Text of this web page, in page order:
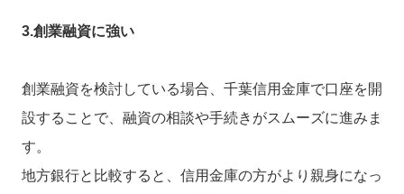
3.創業融資に強い
創業融資を検討している場合、千葉信用金庫で口座を開
設することで、融資の相談や手続きがスムーズに進みま
す。
地方銀行と比較すると、信用金庫の方がより親身になっ